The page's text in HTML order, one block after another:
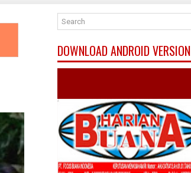
DOWNLOAD ANDROID VERSION